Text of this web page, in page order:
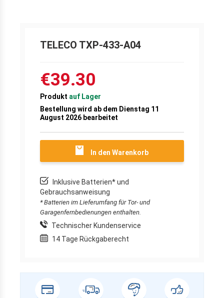
TELECO TXP-433-A04
€39.30
Produkt auf Lager
Bestellung wird ab dem Dienstag 11
August 2026 bearbeitet
In den Warenkorb
Inklusive Batterien* und
Gebrauchsanweisung
* Batterien im Lieferumfang für Tor- und
Garagenfernbedienungen enthalten.
Technischer Kundenservice
14 Tage Rückgaberecht